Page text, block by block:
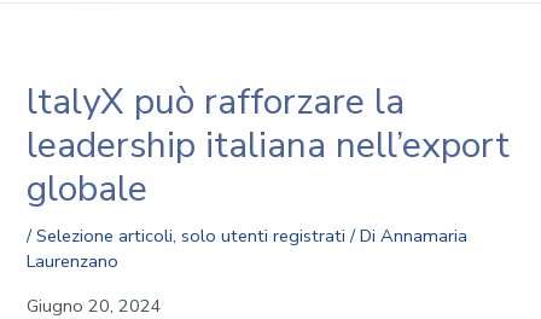
ltalyX può rafforzare la
leadership italiana nell’export
globale
/Selezione articoli,solo utenti registrati / DiAnnamaria
Laurenzano
Giugno 20, 2024